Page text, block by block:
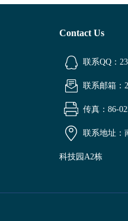
Contact Us
联系QQ：
联系邮箱：
传真：86-
联系地址：
科技园A2栋